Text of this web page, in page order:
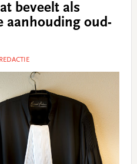
beveelt als
aanhouding oud-